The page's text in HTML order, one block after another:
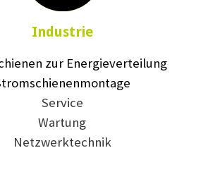
Industrie
zur Energieverteilung
Service
Wartung
Netzwerktechnik